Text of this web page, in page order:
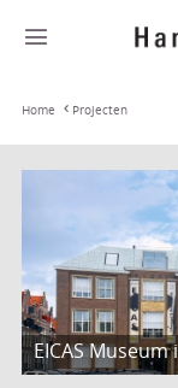
Home Projecten
EICAS